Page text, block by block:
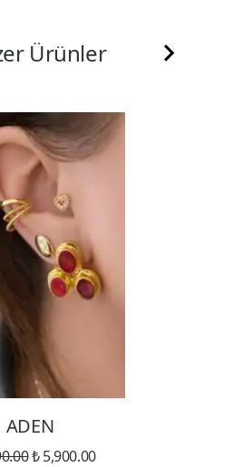
Ürünler
ADEN
₺ 5,900.00